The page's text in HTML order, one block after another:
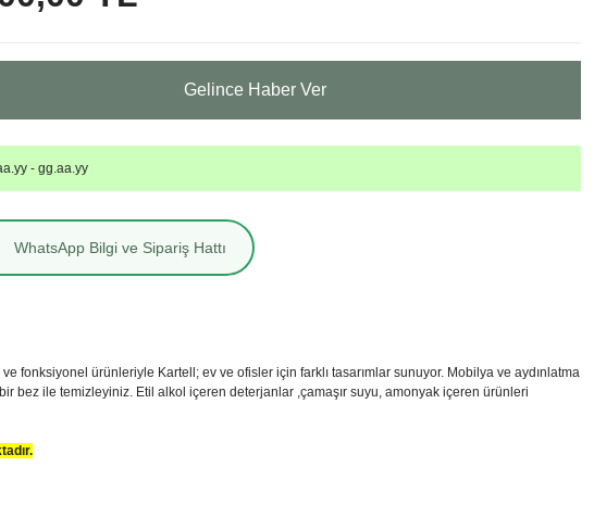
Gelince Haber Ver
- gg.aa.yy
WhatsApp Bilgi ve Sipariş Hattı
fonksiyonel ürünleriyle Kartell; ev ve ofisler için farklı tasarımlar sunuyor. Mobilya ve aydınlatma
bez ile temizleyiniz. Etil alkol içeren deterjanlar ,çamaşır suyu, amonyak içeren ürünleri